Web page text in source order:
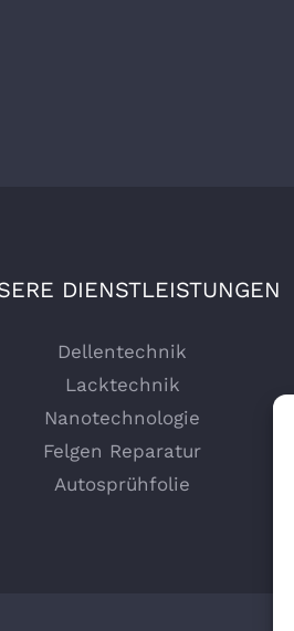
DIENSTLEISTUNGEN
Dellentechnik
Lacktechnik
Nanotechnologie
Felgen Reparatur
Autosprühfolie